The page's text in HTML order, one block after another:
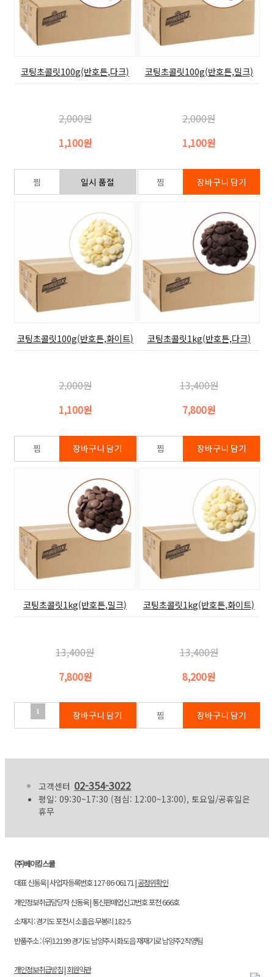
코팅초콜릿100g(반호튼,다크)
2,000원
1,100원
코팅초콜릿100g(반호튼,밀크)
2,000원
1,100원
코팅초콜릿100g(반호튼,화이트)
2,000원
1,100원
코팅초콜릿1kg(반호튼,다크)
13,400원
7,800원
코팅초콜릿1kg(반호튼,밀크)
13,400원
7,800원
코팅초콜릿1kg(반호튼,화이트)
13,400원
8,200원
1
고객센터 02-354-3022
평일: 09:30~17:30 (점심: 12:00~13:00), 토요일/공휴일은
휴무
(주)베이킹스쿨
대표 신동욱 | 사업자등록번호 127-86-06171 |공정위확인
개인정보취급담당자 신동욱 | 통신판매업신고번호 포천 666호
소재지 : 경기도 포천시 소흘읍 무봉리 182-5
반품주소 : (우)12199 경기도 남양주시 화도읍 재재기로 남양주2직영팀
개인정보취급방침|회원약관